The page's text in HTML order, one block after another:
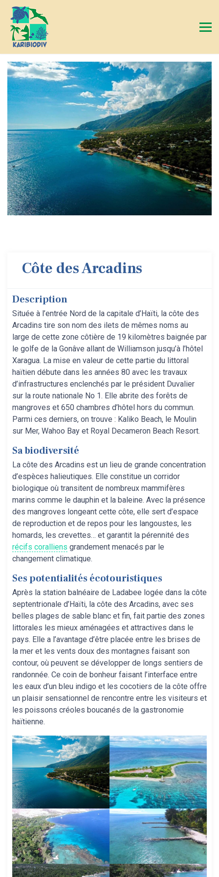
Côte des Arcadins
Description
Située à l’entrée Nord de la capitale d’Haïti, la côte des
Arcadins tire son nom des ilets de mêmes noms au
large de cette zone côtière de 19 kilomètres baignée par
le golfe de la Gonâve allant de Williamson jusqu’à l’hôtel
Xaragua. La mise en valeur de cette partie du littoral
haïtien débute dans les années 80 avec les travaux
d’infrastructures enclenchés par le président Duvalier
sur la route nationale No 1. Elle abrite des forêts de
mangroves et 650 chambres d’hôtel hors du commun.
Parmi ces derniers, on trouve : Kaliko Beach, le Moulin
sur Mer, Wahoo Bay et Royal Decameron Beach Resort.
Sa biodiversité
La côte des Arcadins est un lieu de grande concentration
d’espèces halieutiques. Elle constitue un corridor
biologique où transitent de nombreux mammifères
marins comme le dauphin et la baleine. Avec la présence
des mangroves longeant cette côte, elle sert d’espace
de reproduction et de repos pour les langoustes, les
homards, les crevettes… et garantit la pérennité des
récifs coralliens grandement menacés par le
changement climatique.
Ses potentialités écotouristiques
Après la station balnéaire de Ladabee logée dans la côte
septentrionale d’Haïti, la côte des Arcadins, avec ses
belles plages de sable blanc et fin, fait partie des zones
littorales les mieux aménagées et attractives dans le
pays. Elle a l’avantage d’être placée entre les brises de
la mer et les vents doux des montagnes faisant son
contour, où peuvent se développer de longs sentiers de
randonnée. Ce coin de bonheur faisant l’interface entre
les eaux d’un bleu indigo et les cocotiers de la côte offre
un plaisir sensationnel de rencontre entre les visiteurs et
les poissons créoles boucanés de la gastronomie
haïtienne.